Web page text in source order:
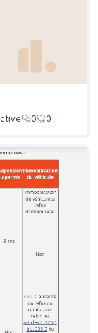
0 0